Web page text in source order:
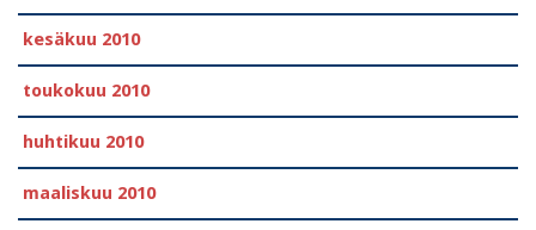
kesäkuu 2010
toukokuu 2010
huhtikuu 2010
maaliskuu 2010